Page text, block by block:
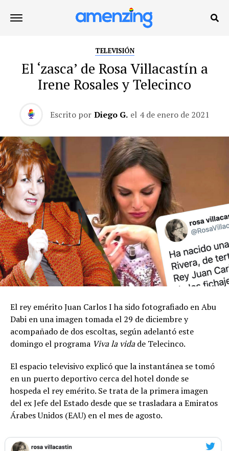
TELEVISIÓN
El ‘zasca’ de Rosa Villacastín a
Irene Rosales y Telecinco
Escrito por Diego G. el 4 de enero de 2021
El rey emérito Juan Carlos I ha sido fotografiado en Abu
Dabi en una imagen tomada el 29 de diciembre y
acompañado de dos escoltas, según adelantó este
domingo el programa Viva la vidade Telecinco.
El espacio televisivo explicó que la instantánea se tomó
en un puerto deportivo cerca del hotel donde se
hospeda el rey emérito. Se trata de la primera imagen
del ex Jefe del Estado desde que se trasladara a Emiratos
Árabes Unidos (EAU) en el mes de agosto.